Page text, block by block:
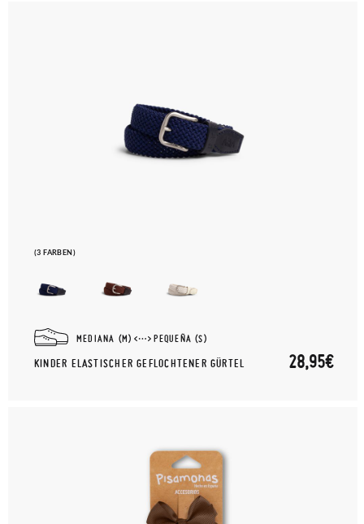
(3 FARBEN)
MEDIANA (M) PEQUEÑA (S)
KINDER ELASTISCHER GEFLOCHTENER GÜRTEL 28,95€